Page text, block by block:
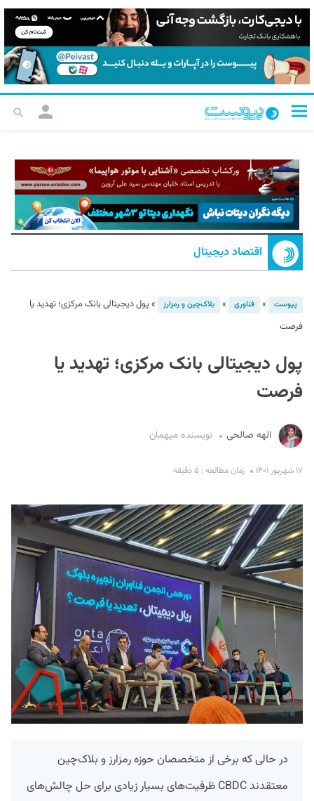
اقتصاد دیجیتال
پیوست » فناوری » بلاک‌چین و رمزارز » پول دیجیتالی بانک مرکزی؛ تهدید یا
فرصت
پول دیجیتالی بانک مرکزی؛ تهدید یا
فرصت
الهه صالحی نویسنده میهمان
۱۷ شهریور ۱۴۰۱ زمان مطالعه : ۵ دقیقه
در حالی‌ که برخی از متخصصان حوزه رمزارز و بلاک‌چین
معتقدند CBDC ظرفیت‌های بسیار زیادی برای حل چالش‌های